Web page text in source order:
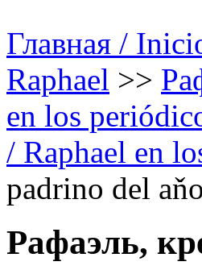
Главная /
Raphael >>
en los
/ Raphael en
padrino del
Рафаэль,